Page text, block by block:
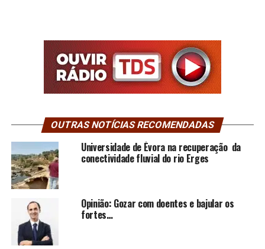
OUTRAS NOTÍCIAS RECOMENDADAS
Universidade de Évora na recuperação da
conectividade fluvial do rio Erges
Opinião: Gozar com doentes e bajular os
fortes…